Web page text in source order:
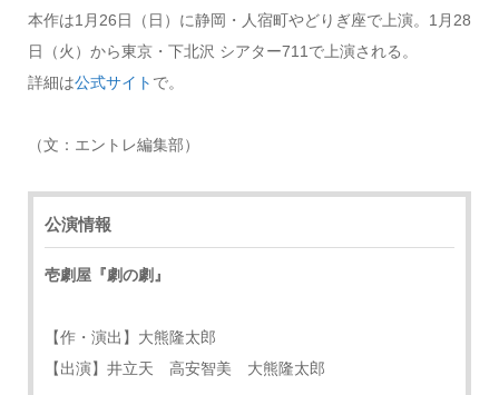
本作は1月26日（日）に静岡・人宿町やどりぎ座で上演。1月28
日（火）から東京・下北沢 シアター711で上演される。
詳細は公式サイト で。
（文：エントレ編集部）
公演情報
壱劇屋『劇の劇』
【作・演出】大熊隆太郎
【出演】井立天 高安智美 大熊隆太郎